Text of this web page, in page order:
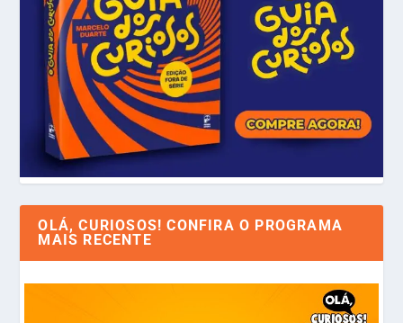
OLÁ, CURIOSOS! CONFIRA O PROGRAMA
MAIS RECENTE